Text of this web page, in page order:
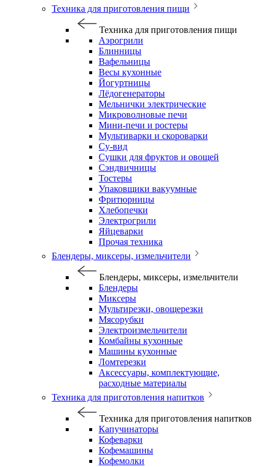
Техника для приготовления пищи
Техника для приготовления пищи
Аэрогрили
Блинницы
Вафельницы
Весы кухонные
Йогуртницы
Лёдогенераторы
Мельнички электрические
Микроволновые печи
Мини-печи и ростеры
Мультиварки и скороварки
Су-вид
Сушки для фруктов и овощей
Сэндвичницы
Тостеры
Упаковщики вакуумные
Фритюрницы
Хлебопечки
Электрогрили
Яйцеварки
Прочая техника
Блендеры, миксеры, измельчители
Блендеры, миксеры, измельчители
Блендеры
Миксеры
Мультирезки, овощерезки
Мясорубки
Электроизмельчители
Комбайны кухонные
Машины кухонные
Ломтерезки
Аксессуары, комплектующие,
расходные материалы
Техника для приготовления напитков
Техника для приготовления напитков
Капучинаторы
Кофеварки
Кофемашины
Кофемолки